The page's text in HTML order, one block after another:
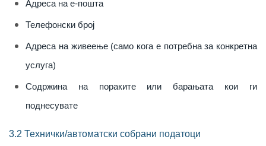
Адреса на е-пошта
Телефонски број
Адреса на живеење (само кога е потребна за конкретна
услуга)
Содржина на пораките или барањата кои ги
поднесувате
3.2 Технички/автоматски собрани податоци